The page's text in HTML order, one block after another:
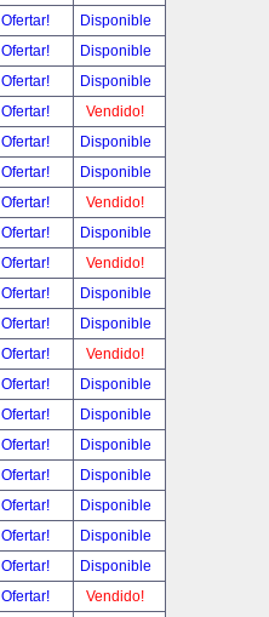
Ofertar!
Disponible
Ofertar!
Disponible
Ofertar!
Disponible
Ofertar!
Vendido!
Ofertar!
Disponible
Ofertar!
Disponible
Ofertar!
Vendido!
Ofertar!
Disponible
Ofertar!
Vendido!
Ofertar!
Disponible
Ofertar!
Disponible
Ofertar!
Vendido!
Ofertar!
Disponible
Ofertar!
Disponible
Ofertar!
Disponible
Ofertar!
Disponible
Ofertar!
Disponible
Ofertar!
Disponible
Ofertar!
Disponible
Ofertar!
Vendido!